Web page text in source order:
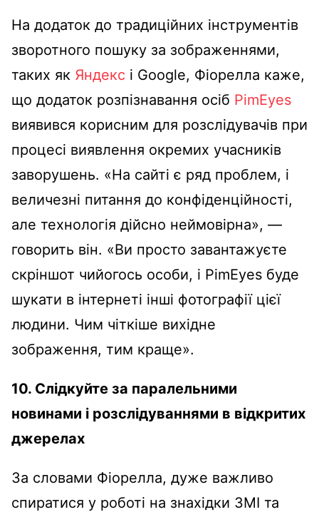
На додаток до традиційних інструментів
зворотного пошуку за зображеннями,
таких як Яндекс і Google, Фіорелла каже,
що додаток розпізнавання осіб PimEyes
виявився корисним для розслідувачів при
процесі виявлення окремих учасників
заворушень. «На сайті є ряд проблем, і
величезні питання до конфіденційності,
але технологія дійсно неймовірна», —
говорить він. «Ви просто завантажуєте
скріншот чийогось особи, і PimEyes буде
шукати в інтернеті інші фотографії цієї
людини. Чим чіткіше вихідне
зображення, тим краще».
10. Слідкуйте за паралельними
новинами і розслідуваннями в відкритих
джерелах
За словами Фіорелла, дуже важливо
спиратися у роботі на знахідки ЗМІ та